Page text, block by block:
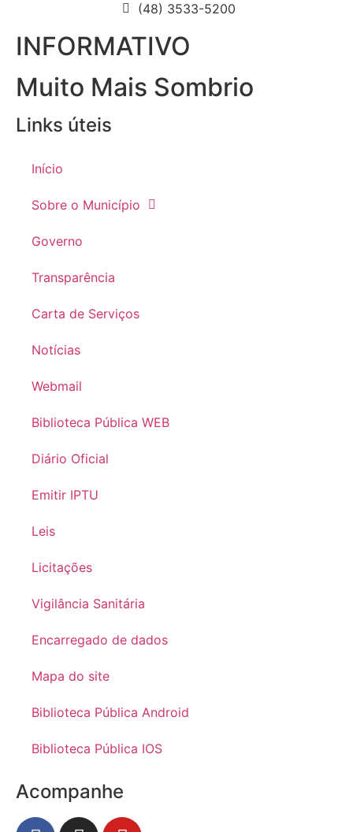
(48) 3533-5200
INFORMATIVO
Muito Mais Sombrio
Links úteis
Início
Sobre o Município
Governo
Transparência
Carta de Serviços
Notícias
Webmail
Biblioteca Pública WEB
Diário Oficial
Emitir IPTU
Leis
Licitações
Vigilância Sanitária
Encarregado de dados
Mapa do site
Biblioteca Pública Android
Biblioteca Pública IOS
Acompanhe